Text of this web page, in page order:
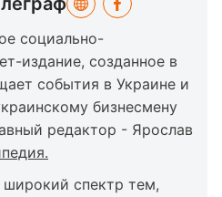
социально-
издание, созданное в
события в Украине и
бизнесмену
редактор - Ярослав
широкий спектр тем,